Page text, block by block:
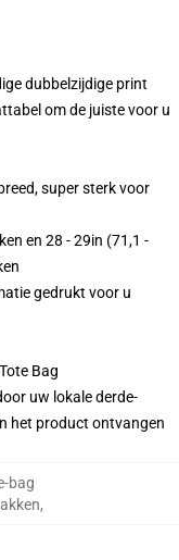
dubbelzijdige print
om de juiste voor u
super sterk voor
en 28 - 29in (71,1 -
gedrukt voor u
Bag
uw lokale derde-
het product ontvangen
bag
,